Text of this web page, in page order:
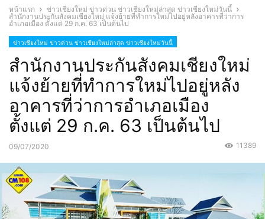
หน้าแรก
ข่าวเชียงใหม่ ข่าวด่วน ข่าวเชียงใหม่ล่าสุด ข่าวเชียงใหม่วันนี้
สำนักงานประกันสังคมเชียงใหม่ แจ้งย้ายที่ทำการใหม่ไปอยู่หลังอาคารที่ว่าการ
อำเภอเมือง ตั้งแต่ 29 ก.ค. 63 เป็นต้นไป
ข่าวเชียงใหม่ ข่าวด่วน ข่าวเชียงใหม่ล่าสุด ข่าวเชียงใหม่วันนี้
สำนักงานประกันสังคมเชียงใหม่
แจ้งย้ายที่ทำการใหม่ไปอยู่หลัง
อาคารที่ว่าการอำเภอเมือง
ตั้งแต่ 29 ก.ค. 63 เป็นต้นไป
09/07/2020 11389